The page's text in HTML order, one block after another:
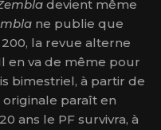
devient même
ne publie que
la revue alterne
en va de même pour
bimestriel, à partir de
originale paraît en
ans le PF survivra, à